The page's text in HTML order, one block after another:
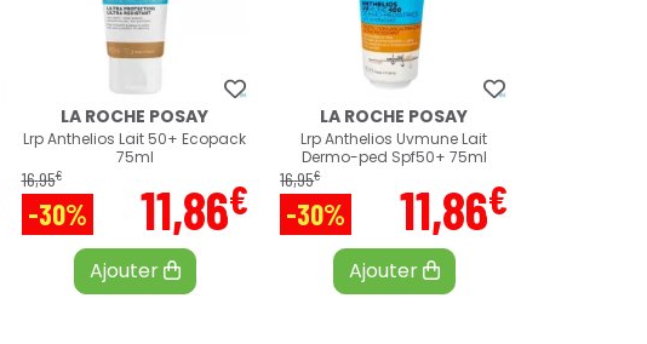
LA ROCHE POSAY
Lrp Anthelios Lait 50+ Ecopack
75ml
16,95€
-30% 11,86€
Ajouter
LA ROCHE POSAY
Lrp Anthelios Uvmune Lait
Dermo-ped Spf50+ 75ml
16,95€
-30% 11,86€
Ajouter